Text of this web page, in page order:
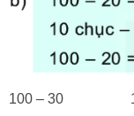
100 – 30